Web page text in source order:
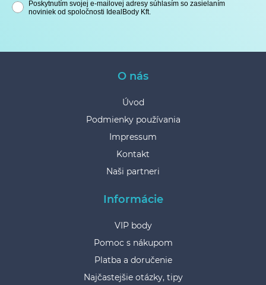
Poskytnutím svojej e-mailovej adresy súhlasím so zasielaním
noviniek od spoločnosti IdealBody Kft.
O nás
Úvod
Podmienky používania
Impressum
Kontakt
Naši partneri
Informácie
VIP body
Pomoc s nákupom
Platba a doručenie
Najčastejšie otázky, tipy